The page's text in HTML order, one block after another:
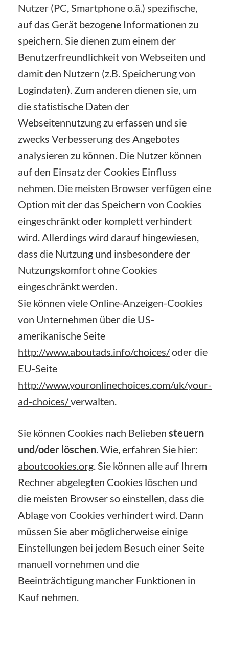
Nutzer (PC, Smartphone o.ä.) spezifische,
auf das Gerät bezogene Informationen zu
speichern. Sie dienen zum einem der
Benutzerfreundlichkeit von Webseiten und
damit den Nutzern (z.B. Speicherung von
Logindaten). Zum anderen dienen sie, um
die statistische Daten der
Webseitennutzung zu erfassen und sie
zwecks Verbesserung des Angebotes
analysieren zu können. Die Nutzer können
auf den Einsatz der Cookies Einfluss
nehmen. Die meisten Browser verfügen eine
Option mit der das Speichern von Cookies
eingeschränkt oder komplett verhindert
wird. Allerdings wird darauf hingewiesen,
dass die Nutzung und insbesondere der
Nutzungskomfort ohne Cookies
eingeschränkt werden.
Sie können viele Online-Anzeigen-Cookies
von Unternehmen über die US-
amerikanische Seite
http://www.aboutads.info/choices/oder die
EU-Seite
http://www.youronlinechoices.com/uk/your-
ad-choices/verwalten.
Sie können Cookies nach Belieben steuern
und/oder löschen. Wie, erfahren Sie hier:
aboutcookies.org. Sie können alle auf Ihrem
Rechner abgelegten Cookies löschen und
die meisten Browser so einstellen, dass die
Ablage von Cookies verhindert wird. Dann
müssen Sie aber möglicherweise einige
Einstellungen bei jedem Besuch einer Seite
manuell vornehmen und die
Beeinträchtigung mancher Funktionen in
Kauf nehmen.